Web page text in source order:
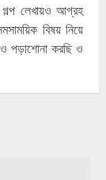
লেখায়ও আগ্রহ
বিষয় নিয়ে
করছি ও